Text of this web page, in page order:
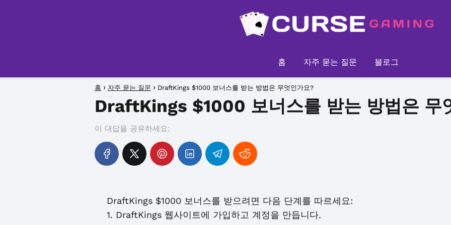
홈 자주 묻는 질문 블로그
홈 자주 묻는 질문 DraftKings $1000 보너스를 받는 방법은 무엇인가요?
DraftKings $1000 보너스를 받는 방법은 무
이 대답을 공유하세요:
DraftKings $1000 보너스를 받으려면 다음 단계를 따르세요:
1. DraftKings 웹사이트에 가입하고 계정을 만듭니다.